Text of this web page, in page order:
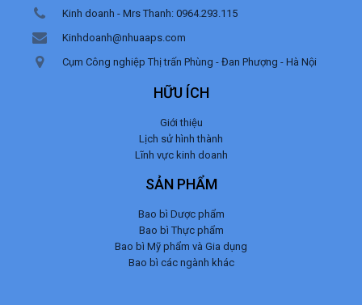
Kinh doanh - Mrs Thanh: 0964.293.115
Kinhdoanh@nhuaaps.com
Cụm Công nghiệp Thị trấn Phùng - Đan Phượng - Hà Nội
HỮU ÍCH
Giới thiệu
Lịch sử hình thành
Lĩnh vực kinh doanh
SẢN PHẨM
Bao bì Dược phẩm
Bao bì Thực phẩm
Bao bì Mỹ phẩm và Gia dụng
Bao bì các ngành khác